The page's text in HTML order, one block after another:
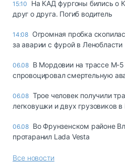
15:10
На КАД фургоны бились о
друг о друга. Погиб водитель
14:08 Огромная пробка
за аварии с фурой в Ленобласти
06.08 В Мордовии на трассе М-
спровоцировал смертельную
06.08 Трое человек получили
легковушки и двух грузовиков
06.08 Во Фрунзенском районе
протаранил Lada Vesta
Все новости